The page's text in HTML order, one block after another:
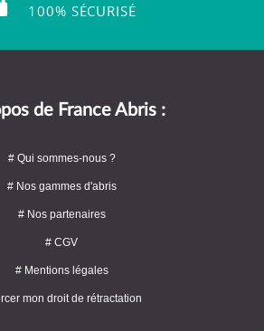
100% SÉCURISÉ
de France Abris :
# Qui sommes-nous ?
# Nos gammes d'abris
# Nos partenaires
# CGV
# Mentions légales
mon droit de rétractation